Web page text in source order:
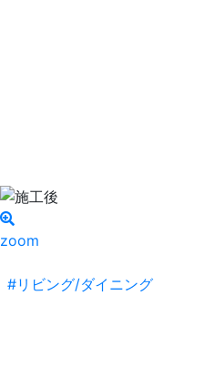
zoom
#リビング/ダイニング